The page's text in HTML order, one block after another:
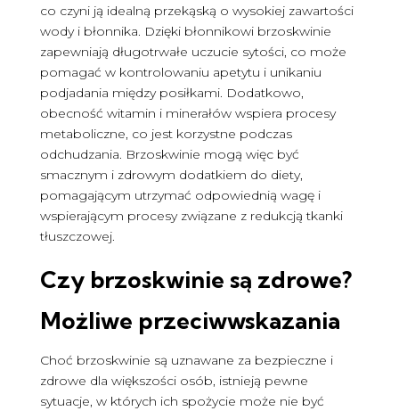
co czyni ją idealną przekąską o wysokiej zawartości
wody i błonnika. Dzięki błonnikowi brzoskwinie
zapewniają długotrwałe uczucie sytości, co może
pomagać w kontrolowaniu apetytu i unikaniu
podjadania między posiłkami. Dodatkowo,
obecność witamin i minerałów wspiera procesy
metaboliczne, co jest korzystne podczas
odchudzania. Brzoskwinie mogą więc być
smacznym i zdrowym dodatkiem do diety,
pomagającym utrzymać odpowiednią wagę i
wspierającym procesy związane z redukcją tkanki
tłuszczowej.
Czy brzoskwinie są zdrowe?
Możliwe przeciwwskazania
Choć brzoskwinie są uznawane za bezpieczne i
zdrowe dla większości osób, istnieją pewne
sytuacje, w których ich spożycie może nie być